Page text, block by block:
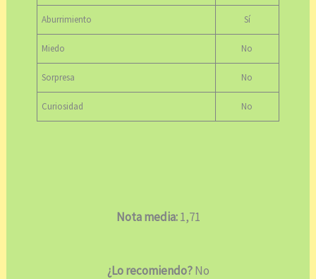
Aburrimiento Sí
Miedo No
Sorpresa No
Curiosidad No
Nota media:1,71
¿Lo recomiendo?No